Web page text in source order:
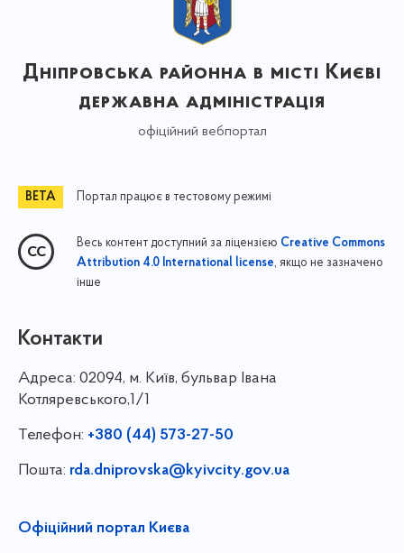
Дніпровська районна в місті Києві
державна адміністрація
офіційний вебпортал
Портал працює в тестовому режимі
Весь контент доступний за ліцензією Creative Commons
Attribution 4.0 International license, якщо не зазначено
інше
Контакти
Адреса: 02094, м. Київ, бульвар Івана
Котляревського,1/1
Телефон: +380 (44) 573-27-50
Пошта: rda.dniprovska@kyivcity.gov.ua
Офіційний портал Києва